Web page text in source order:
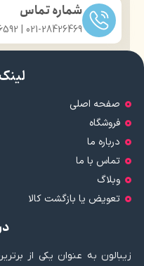
شماره تماس
021-28426469 | 031-33686592
صفحه اصلی
فروشگاه
درباره ما
تماس با ما
وبلاگ
تعویض یا بازگشت کالا
زیبالون به عنوان یکی از